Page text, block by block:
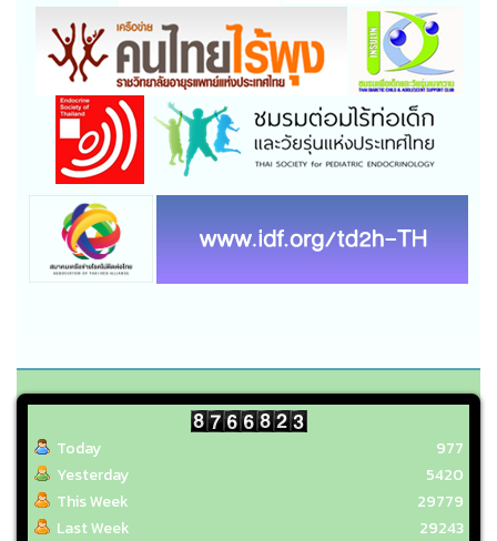
Today
Yesterday
This Week
Last Week
977
5420
29779
29243